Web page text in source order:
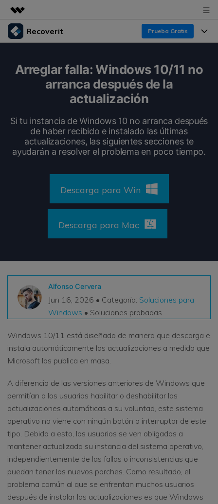
Productos destacados
Utilidades
Empresas
Sala de prensa
Tienda
Recoverit Prueba Gratis
Recoverit para Windows
Pruébalo Gratis
Recoverit para Mac
Recupera datos ilimitados del sistema Mac
Pruébalo Gratis
Otros Productos
Recuperar Medios Borrados
Soluciones de Recuperación Exclusivas Nuevo
VER TODAS LAS FUNCIONES
Recursos
Por qué Recoverit
Historias de Clientes
DESCARGAR
Arreglar falla: Windows 10/11 no
arranca después de la
actualización
Si tu instancia de Windows 10 no arranca después
de haber recibido e instalado las últimas
actualizaciones, las siguientes secciones te
ayudarán a resolver el problema en poco tiempo.
Descarga para Win
Descarga para Mac
Alfonso Cervera
Jun 16, 2026 • Categoría: Soluciones para
Windows • Soluciones probadas
Windows 10/11 está diseñado de manera que descarga e
instala automáticamente las actualizaciones a medida que
Microsoft las publica en masa.
A diferencia de las versiones anteriores de Windows que
permitían a los usuarios habilitar o deshabilitar las
actualizaciones automáticas a su voluntad, este sistema
operativo no viene con ningún botón o interruptor de este
tipo. Debido a esto, los usuarios se ven obligados a
mantener actualizada su instancia del sistema operativo,
independientemente de las fallas o inconsistencias que
puedan tener los nuevos parches. Como resultado, el
problema común al que se enfrentan muchos usuarios
después de instalar las actualizaciones es que Windows